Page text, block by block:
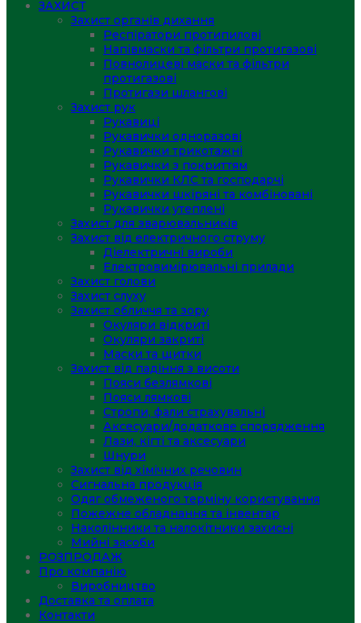
ЗАХИСТ
Захист органів дихання
Респіратори протипилові
Напівмаски та фільтри протигазові
Повнолицеві маски та фільтри
протигазові
Протигази шлангові
Захист рук
Рукавиці
Рукавички одноразові
Рукавички трикотажні
Рукавички з покриттям
Рукавички КЛС та господарчі
Рукавички шкіряні та комбіновані
Рукавички утеплені
Захист для зварювальників
Захист від електричного струму
Діелектричні вироби
Електровимірювальні прилади
Захист голови
Захист слуху
Захист обличчя та зору
Окуляри відкриті
Окуляри закриті
Маски та щитки
Захист від падіння з висоти
Пояси безлямкові
Пояси лямкові
Стропи, фали страхувальні
Аксесуари/додаткове спорядження
Лази, кігті та аксесуари
Шнури
Захист від хімічних речовин
Сигнальна продукція
Одяг обмеженого терміну користування
Пожежне обладнання та інвентар
Наколінники та налокітники захисні
Мийні засоби
РОЗПРОДАЖ
Про компанію
Виробництво
Доставка та оплата
Контакти